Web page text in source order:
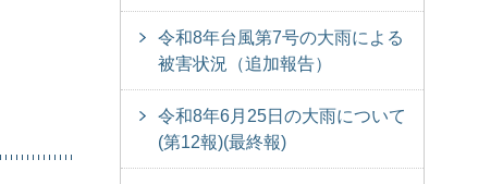
令和8年台風第7号の大雨による
被害状況（追加報告）
令和8年6月25日の大雨について
(第12報)(最終報)